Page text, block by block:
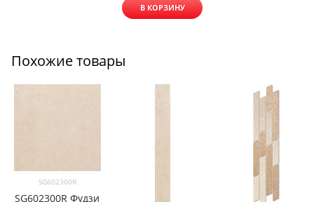
В КОРЗИНУ
Похожие товары
SG602300R
SG602300R Фудзи